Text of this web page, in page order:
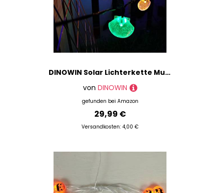
DINOWIN Solar Lichterkette Muscheln 16.4FT 30LED Wasserdicht 8 Modi Muschelkette Schale Lichterkette Deko für Strand Badezimmer Halloween Hochzeit Deko (Vielfarbig)
von DINOWIN
gefunden bei Amazon
29,99 €
Versandkosten: 4,00 €